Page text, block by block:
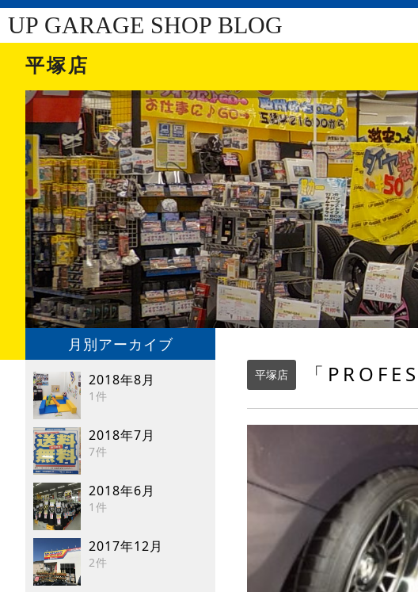
UP GARAGE SHOP BLOG
平塚店
月別アーカイブ
2018年8月
1件
2018年7月
7件
2018年6月
1件
2017年12月
2件
平塚店 「